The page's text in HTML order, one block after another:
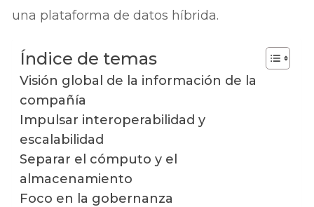
una plataforma de datos híbrida.
Índice de temas
Visión global de la información de la
compañía
Impulsar interoperabilidad y
escalabilidad
Separar el cómputo y el
almacenamiento
Foco en la gobernanza